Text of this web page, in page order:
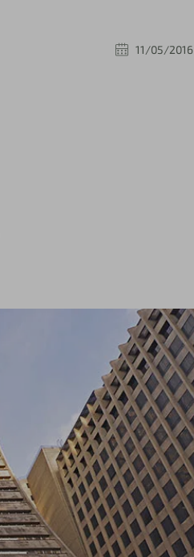
11/05/2016